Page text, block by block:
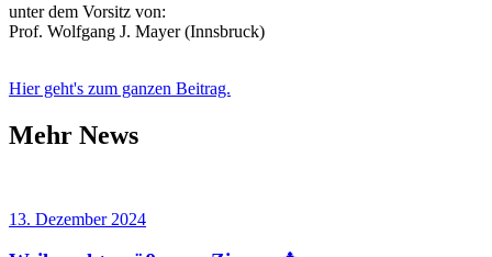
unter dem Vorsitz von:
Prof. Wolfgang J. Mayer (Innsbruck)
Hier geht's zum ganzen Beitrag.
Mehr News
13. Dezember 2024